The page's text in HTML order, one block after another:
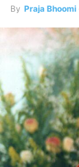
By Praja Bhoomi